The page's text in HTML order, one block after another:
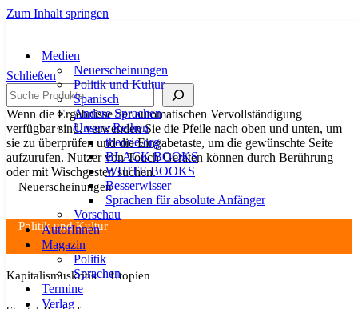
Zum Inhalt springen
Medien
Neuerscheinungen
Politik und Kultur
Spanisch
Andere Sprachen
Unsere Reihen
theorie.org
BLACK BOOKS
WHITE BOOKS
Besserwisser
Sprachen für absolute Anfänger
Vorschau
AutorInnen
Magazin
Politik
Sprachen
Termine
Verlag
Schließen
Suche
Wenn die Ergebnisse der automatischen Vervollständigung
verfügbar sind, verwenden Sie die Pfeile nach oben und unten, um
sie zu überprüfen und die Eingabetaste, um die gewünschte Seite
aufzurufen. Nutzer von Touch-Geräten können durch Berührung
oder mit Wischgesten suchen.
Neuerscheinungen
Politik und Kultur
Kapitalismuskritik + Utopien